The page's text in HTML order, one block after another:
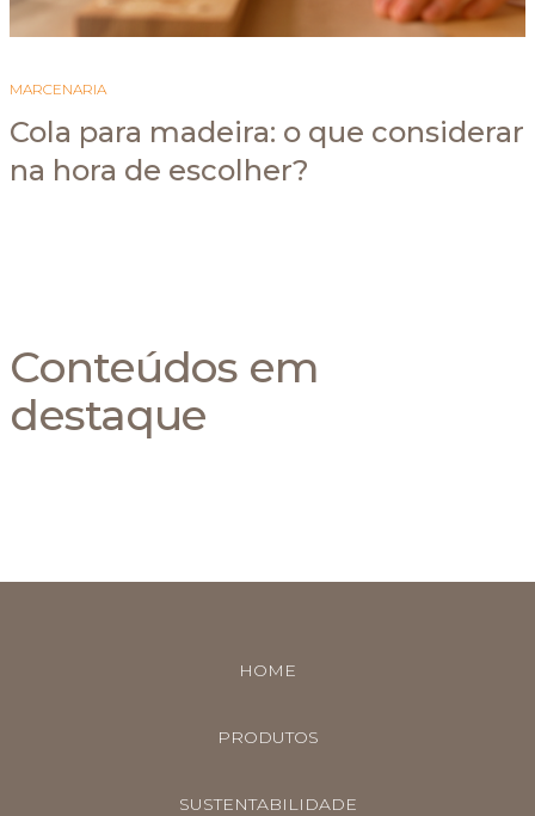
MARCENARIA
Cola para madeira: o que considerar
na hora de escolher?
Conteúdos em
destaque
HOME
PRODUTOS
SUSTENTABILIDADE